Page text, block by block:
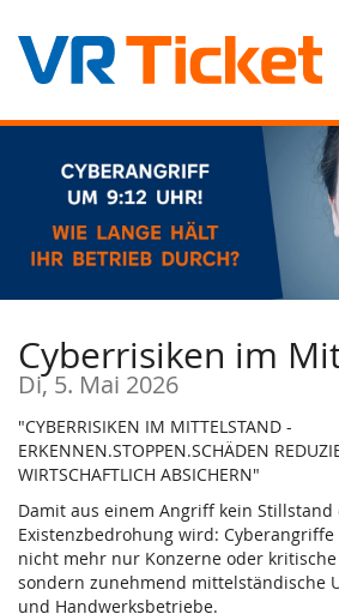
Haupt-
springen
Cyberrisiken im
Di, 5. Mai 2026
"CYBERRISIKEN IM MITTELSTAND -
ERKENNEN.STOPPEN.SCHÄDEN
WIRTSCHAFTLICH ABSICHERN"
Damit aus einem Angriff kein Stillstand
Existenzbedrohung wird:
nicht mehr nur Konzerne oder
sondern zunehmend mittelständische
und Handwerksbetriebe.